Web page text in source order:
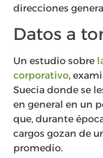
direcciones
Datos a
Un estudio sobre
corporativo,
Suecia donde se
en general en un
que, durante
cargos gozan de
promedio.